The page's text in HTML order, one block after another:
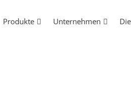
Produkte Unternehmen